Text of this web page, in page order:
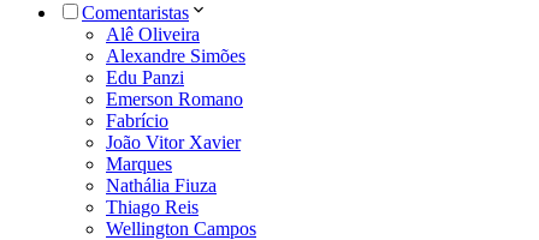
Comentaristas
Alê Oliveira
Alexandre Simões
Edu Panzi
Emerson Romano
Fabrício
João Vitor Xavier
Marques
Nathália Fiuza
Thiago Reis
Wellington Campos